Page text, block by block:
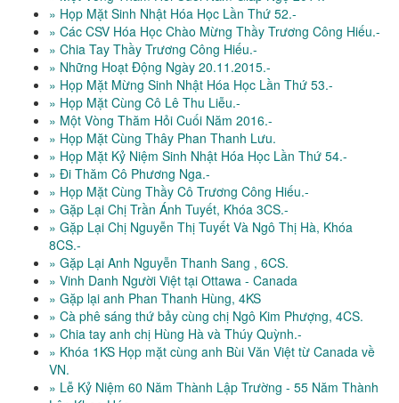
» Họp Mặt Sinh Nhật Hóa Học Lần Thứ 52.-
» Các CSV Hóa Học Chào Mừng Thầy Trương Công Hiếu.-
» Chia Tay Thầy Trương Công Hiếu.-
» Những Hoạt Động Ngày 20.11.2015.-
» Họp Mặt Mừng Sinh Nhật Hóa Học Lần Thứ 53.-
» Họp Mặt Cùng Cô Lê Thu Liễu.-
» Một Vòng Thăm Hỏi Cuối Năm 2016.-
» Họp Mặt Cùng Thây Phan Thanh Lưu.
» Họp Mặt Kỷ Niệm Sinh Nhật Hóa Học Lần Thứ 54.-
» Đi Thăm Cô Phương Nga.-
» Họp Mặt Cùng Thầy Cô Trương Công Hiếu.-
» Gặp Lại Chị Trần Ánh Tuyết, Khóa 3CS.-
» Gặp Lại Chị Nguyễn Thị Tuyết Và Ngô Thị Hà, Khóa
8CS.-
» Gặp Lại Anh Nguyễn Thanh Sang , 6CS.
» Vinh Danh Người Việt tại Ottawa - Canada
» Gặp lại anh Phan Thanh Hùng, 4KS
» Cà phê sáng thứ bảy cùng chị Ngô Kim Phượng, 4CS.
» Chia tay anh chị Hùng Hà và Thúy Quỳnh.-
» Khóa 1KS Họp mặt cùng anh Bùi Văn Việt từ Canada về
VN.
» Lễ Kỷ Niệm 60 Năm Thành Lập Trường - 55 Năm Thành